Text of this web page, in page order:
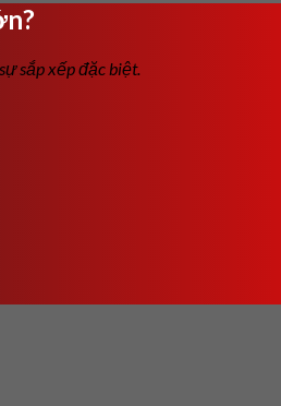
sự sắp xếp đặc biệt.